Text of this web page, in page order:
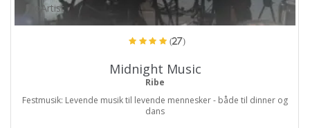
ProArtist
(27)
Midnight Music
Ribe
Festmusik: Levende musik til levende mennesker - både til dinner og
dans